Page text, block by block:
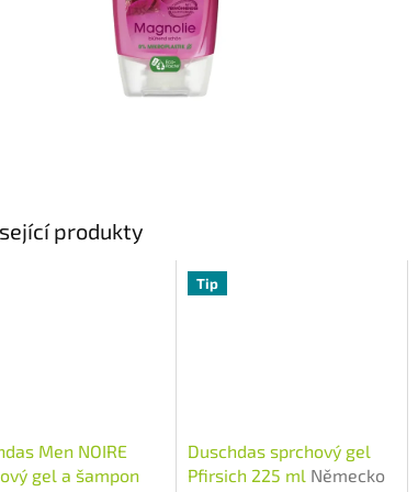
produkty
Men NOIRE
gel a šampon
Tip
Duschdas sprchový gel
Pfirsich 225 ml Německo